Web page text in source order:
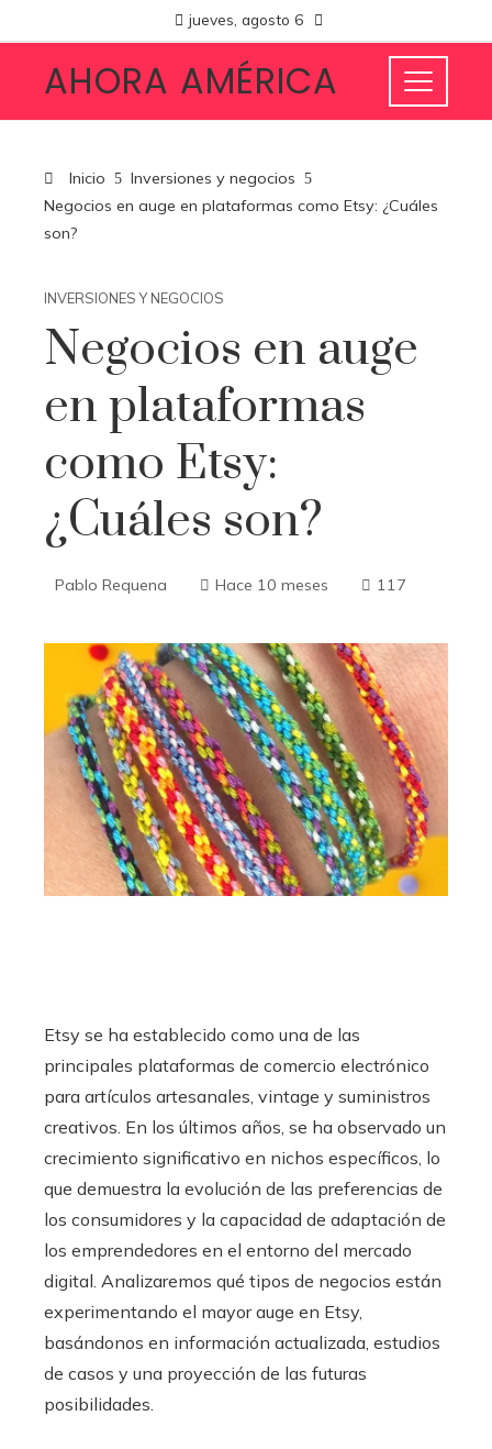
jueves, agosto 6
AHORA AMÉRICA
Inicio
Inversiones y negocios
Negocios en auge en plataformas como Etsy: ¿Cuáles
son?
INVERSIONES Y NEGOCIOS
Negocios en auge
en plataformas
como Etsy:
¿Cuáles son?
Pablo Requena Hace 10 meses 117
Etsy se ha establecido como una de las
principales plataformas de comercio electrónico
para artículos artesanales, vintage y suministros
creativos. En los últimos años, se ha observado un
crecimiento significativo en nichos específicos, lo
que demuestra la evolución de las preferencias de
los consumidores y la capacidad de adaptación de
los emprendedores en el entorno del mercado
digital. Analizaremos qué tipos de negocios están
experimentando el mayor auge en Etsy,
basándonos en información actualizada, estudios
de casos y una proyección de las futuras
posibilidades.